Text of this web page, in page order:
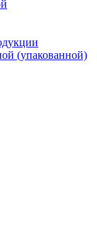
(упакованной)